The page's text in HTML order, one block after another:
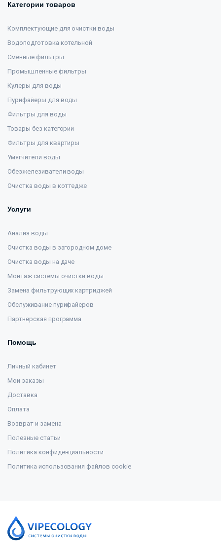
Категории товаров
Комплектующие для очистки воды
Водоподготовка котельной
Сменные фильтры
Промышленные фильтры
Кулеры для воды
Пурифайеры для воды
Фильтры для воды
Товары без категории
Фильтры для квартиры
Умягчители воды
Обезжелезиватели воды
Очистка воды в коттедже
Услуги
Анализ воды
Очистка воды в загородном доме
Очистка воды на даче
Монтаж системы очистки воды
Замена фильтрующих картриджей
Обслуживание пурифайеров
Партнерская программа
Помощь
Личный кабинет
Мои заказы
Доставка
Оплата
Возврат и замена
Полезные статьи
Политика конфиденциальности
Политика использования файлов cookie